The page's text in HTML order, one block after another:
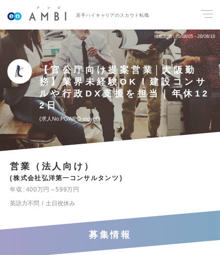
若手ハイキャリアのスカウト転職
掲載期間 26/08/05～26/08/18
【官公庁向け提案営業│大阪勤
務】業界未経験OK！建設コンサ
ルや行政DX支援を担当｜年休12
2日
求人No.PGWPO-eigyo6
営業（法人向け）
株式会社弘洋第一コンサルタンツ
年収
400万円～599万円
英語力不問
土日祝休み
募集情報